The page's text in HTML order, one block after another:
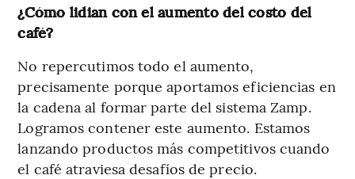
¿Cómo lidian con el aumento del costo del
café?
No repercutimos todo el aumento,
precisamente porque aportamos eficiencias en
la cadena al formar parte del sistema Zamp.
Logramos contener este aumento. Estamos
lanzando productos más competitivos cuando
el café atraviesa desafíos de precio.